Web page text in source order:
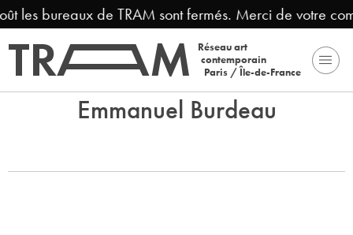
les bureaux de TRAM sont fermés. Merci de votre
Réseau art
contemporain
Paris / Île-de-France
Emmanuel Burdeau